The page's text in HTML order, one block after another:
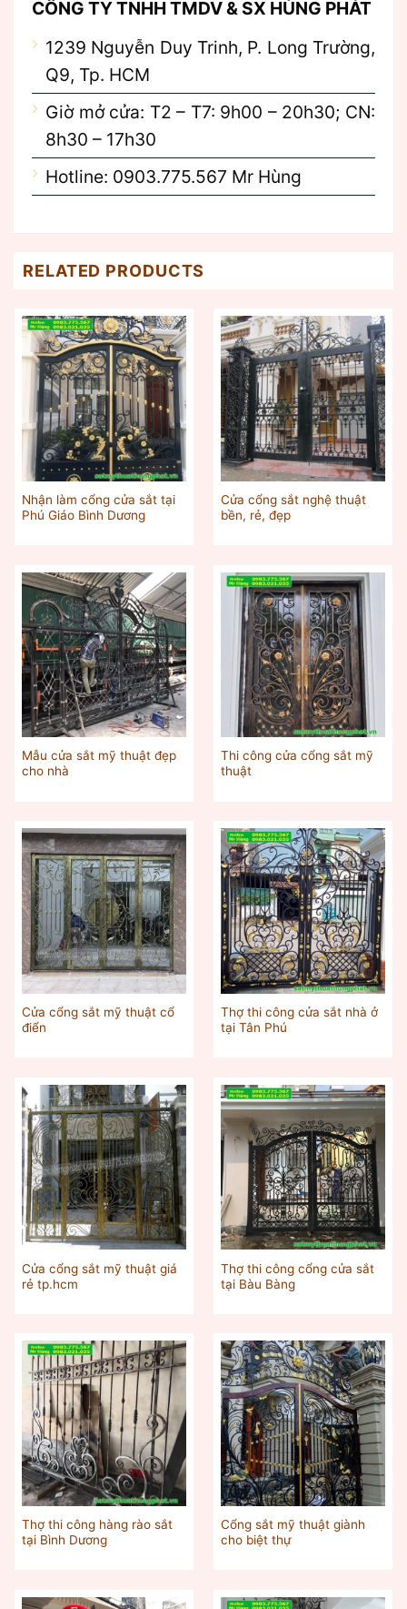
CÔNG TY TNHH TMDV & SX HÙNG PHÁT
1239 Nguyễn Duy Trinh, P. Long Trường,
Q9, Tp. HCM
Giờ mở cửa: T2 – T7: 9h00 – 20h30; CN:
8h30 – 17h30
Hotline: 0903.775.567 Mr Hùng
RELATED PRODUCTS
Nhận làm cổng cửa sắt tại
Phú Giáo Bình Dương
Cửa cổng sắt nghệ thuật
bền, rẻ, đẹp
Mẫu cửa sắt mỹ thuật đẹp
cho nhà
Thi công cửa cổng sắt mỹ
thuật
Cửa cổng sắt mỹ thuật cổ
điển
Thợ thi công cửa sắt nhà ở
tại Tân Phú
Cửa cổng sắt mỹ thuật giá
rẻ tp.hcm
Thợ thi công cổng cửa sắt
tại Bàu Bàng
Thợ thi công hàng rào sắt
tại Bình Dương
Cổng sắt mỹ thuật giành
cho biệt thự